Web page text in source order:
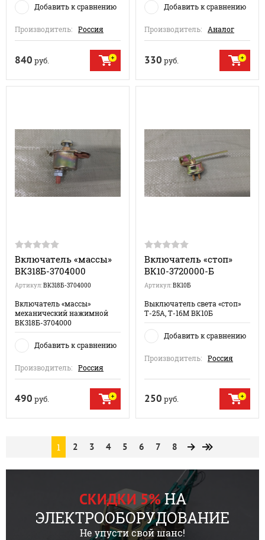
Добавить к сравнению
Производитель: Россия
840 руб.
Добавить к сравнению
Производитель: Аналог
330 руб.
Включатель «массы»
ВК318Б-3704000
Артикул:ВК318Б-3704000
Включатель «массы»
механический нажимной
ВК318Б-3704000
Добавить к сравнению
Производитель: Россия
490 руб.
Включатель «стоп»
ВК10-3720000-Б
Артикул:ВК10Б
Выключатель света «стоп»
Т-25А, Т-16М ВК10Б
Добавить к сравнению
Производитель: Россия
250 руб.
1 2 3 4 5 6 7 8
СКИДКИ 5%НА
ЭЛЕКТРООБОРУДОВАНИЕ
Не упусти свой шанс!